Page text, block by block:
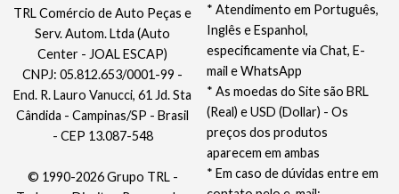
* Atendimento em Português,
Inglês e Espanhol,
especificamente via Chat, E-
mail e WhatsApp
* As moedas do Site são BRL
(Real) e USD (Dollar) - Os
preços dos produtos
aparecem em ambas
* Em caso de dúvidas entre em
TRL Comércio de Auto Peças e
Serv. Autom. Ltda (Auto
Center - JOAL ESCAP)
CNPJ: 05.812.653/0001-99 -
End. R. Lauro Vanucci, 61 Jd. Sta
Cândida - Campinas/SP - Brasil
- CEP 13.087-548
© 1990-2026 Grupo TRL -